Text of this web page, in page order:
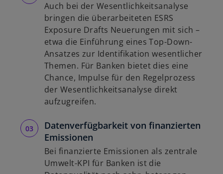
Auch bei der Wesentlichkeitsanalyse
bringen die überarbeiteten ESRS
Exposure Drafts Neuerungen mit sich –
etwa die Einführung eines Top-Down-
Ansatzes zur Identifikation wesentlicher
Themen. Für Banken bietet dies eine
Chance, Impulse für den Regelprozess
der Wesentlichkeitsanalyse direkt
aufzugreifen.
Datenverfügbarkeit von finanzierten
Emissionen
Bei finanzierte Emissionen als zentrale
Umwelt-KPI für Banken ist die